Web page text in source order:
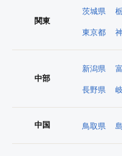
関東
茨城県
東京都
中部
新潟県
長野県
中国 鳥取県